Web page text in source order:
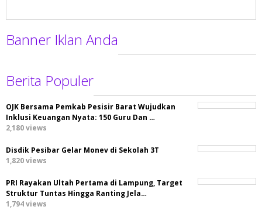
Banner Iklan Anda
Berita Populer
OJK Bersama Pemkab Pesisir Barat Wujudkan
Inklusi Keuangan Nyata: 150 Guru Dan …
2,180 views
Disdik Pesibar Gelar Monev di Sekolah 3T
1,820 views
PRI Rayakan Ultah Pertama di Lampung, Target
Struktur Tuntas Hingga Ranting Jela…
1,794 views